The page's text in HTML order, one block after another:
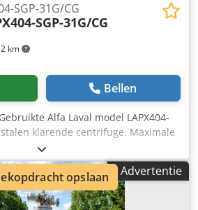
km
SGP-31G/CG
SGP-31G/CG
Bellen
Alfa Laval model LAPX404-
klarende centrifuge. Maximale
1.100 kg/m³, maximale dichtheid
m³ en maximale dichtheid van
kg/m³. Proces temperatuur
°C. Maximale komtoerental 9.600
een 3,7 kW motor. Inclusief
Advertentie
opslaan